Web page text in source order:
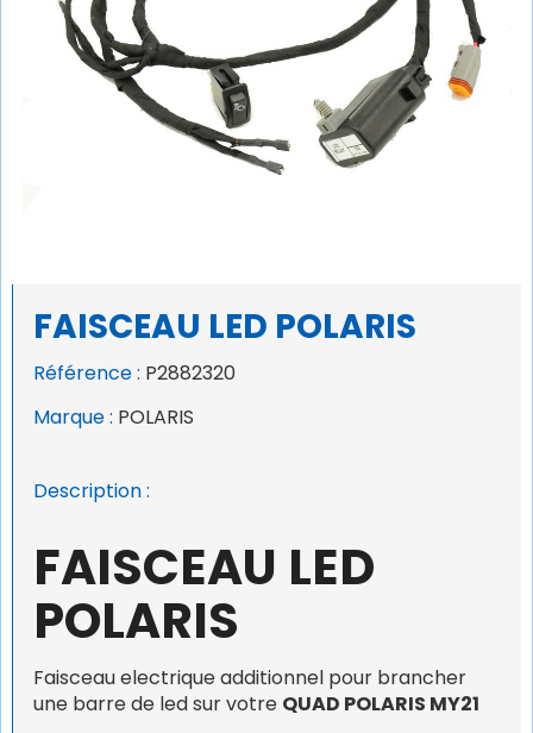
FAISCEAU LED POLARIS
Référence : P2882320
Marque : POLARIS
Description :
FAISCEAU LED
POLARIS
Faisceau electrique additionnel pour brancher
une barre de led sur votre QUAD POLARIS MY21